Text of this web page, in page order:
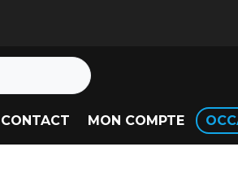
CONTACT MON COMPTE